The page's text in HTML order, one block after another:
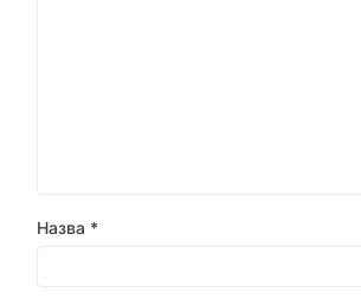
Назва *